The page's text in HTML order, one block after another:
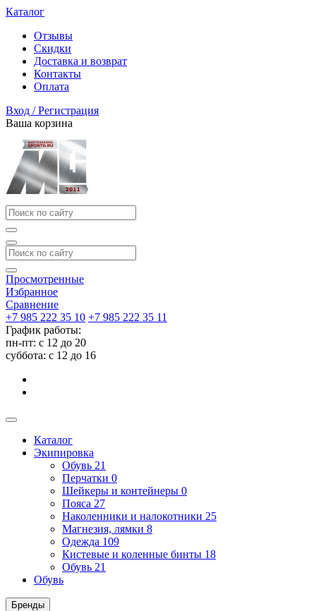
Каталог
Отзывы
Скидки
Доставка и возврат
Контакты
Оплата
Вход / Регистрация
Ваша корзина
Просмотренные
Избранное
Сравнение
+7 985 222 35 10 +7 985 222 35 11
График работы:
пн-пт: с 12 до 20
суббота: c 12 до 16
Каталог
Экипировка
Обувь 21
Перчатки 0
Шейкеры и контейнеры 0
Пояса 27
Наколенники и налокотники 25
Магнезия, лямки 8
Одежда 109
Кистевые и коленные бинты 18
Обувь 21
Обувь
Бренды